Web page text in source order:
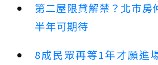
第二屋限貸解禁？北市房
半年可期待
8成民眾再等1年才願進